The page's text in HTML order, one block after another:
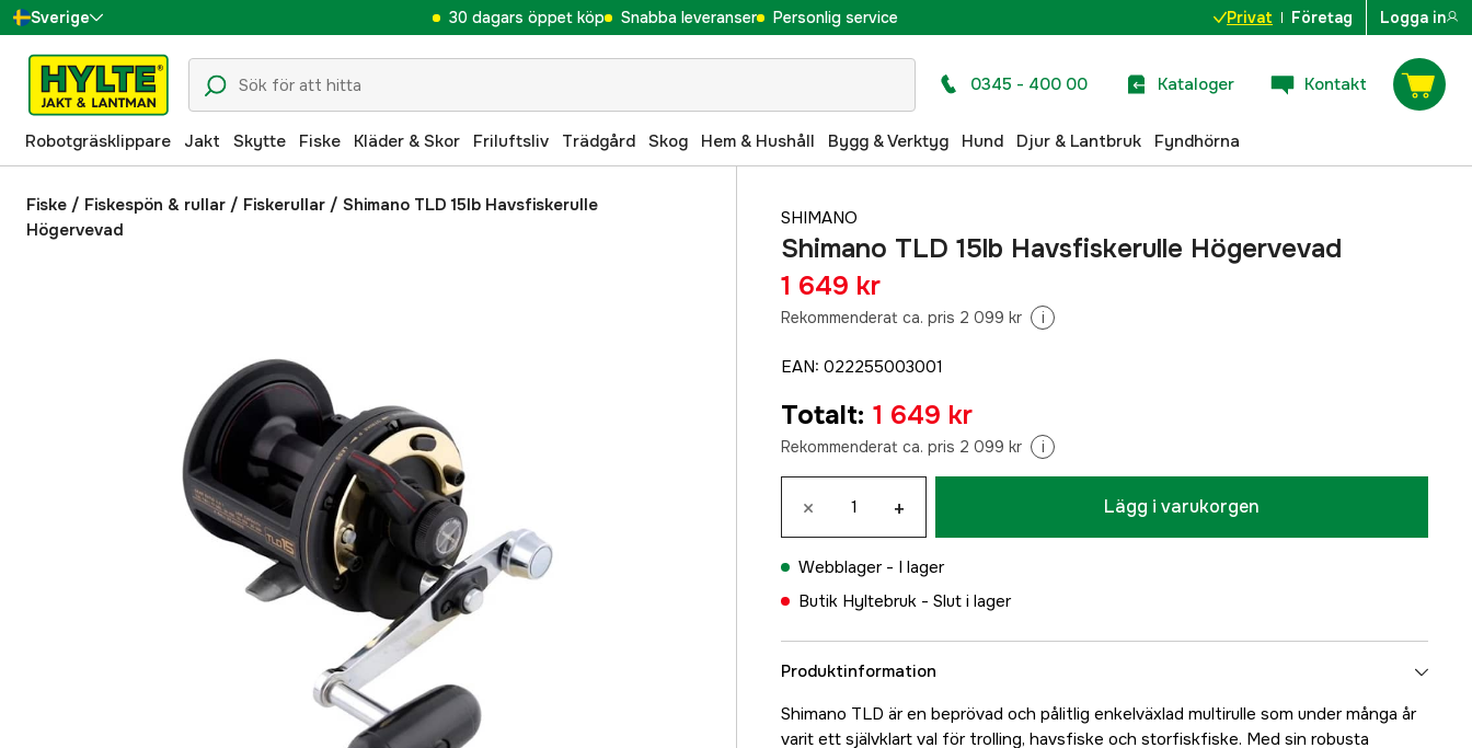
Sverige
Danmark
Suomi
Norge
Deutschland
30 dagars öppet köp Snabba leveranser Personlig service Privat Företag Logga in
0345 - 400 00 Kataloger Kontakt
Robotgräsklippare Jakt Skytte Fiske Kläder & Skor Friluftsliv Trädgård Skog Hem & Hushåll Bygg & Verktyg Hund Djur & Lantbruk Fyndhörna
Fiske / Fiskespön & rullar / Fiskerullar / Shimano TLD 15lb Havsfiskerulle
Högervevad
SHIMANO
Shimano TLD 15lb Havsfiskerulle Högervevad
1 649 kr
Rekommenderat ca. pris 2 099 kr i
EAN: 022255003001
Totalt: 1 649 kr
Rekommenderat ca. pris 2 099 kr i
× + Lägg i varukorgen
Webblager - I lager
Butik Hyltebruk - Slut i lager
Produktinformation
Shimano TLD är en beprövad och pålitlig enkelväxlad multirulle som under många år
varit ett självklart val för trolling, havsfiske och storfiskfiske. Med sin robusta